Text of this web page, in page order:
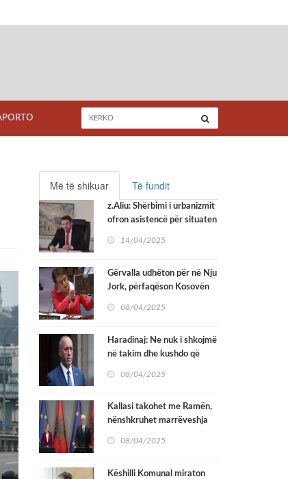
Më të shikuar Të fundit
z.Aliu: Shërbimi i urbanizmit
ofron asistencë për situaten
14/04/2025
Gërvalla udhëton për në Nju
Jork, përfaqëson Kosovën
08/04/2025
Haradinaj: Ne nuk i shkojmë
në takim dhe kushdo që
08/04/2025
Kallasi takohet me Ramën,
nënshkruhet marrëveshja
08/04/2025
Këshilli Komunal miraton